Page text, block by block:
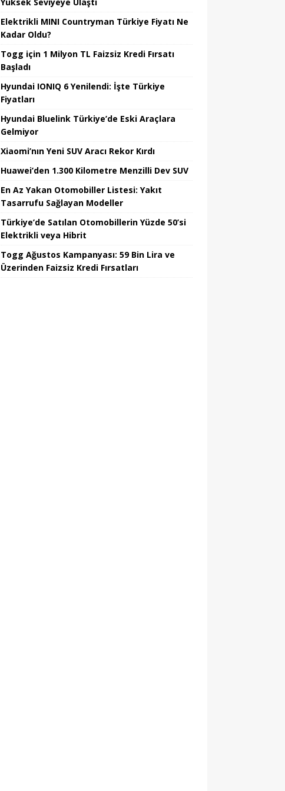
Elektrikli MINI Countryman Türkiye Fiyatı Ne
Kadar Oldu?
Togg için 1 Milyon TL Faizsiz Kredi Fırsatı
Başladı
Hyundai IONIQ 6 Yenilendi: İşte Türkiye
Fiyatları
Hyundai Bluelink Türkiye’de Eski Araçlara
Gelmiyor
Xiaomi’nın Yeni SUV Aracı Rekor Kırdı
Huawei’den 1.300 Kilometre Menzilli Dev SUV
En Az Yakan Otomobiller Listesi: Yakıt
Tasarrufu Sağlayan Modeller
Türkiye’de Satılan Otomobillerin Yüzde 50’si
Elektrikli veya Hibrit
Togg Ağustos Kampanyası: 59 Bin Lira ve
Üzerinden Faizsiz Kredi Fırsatları